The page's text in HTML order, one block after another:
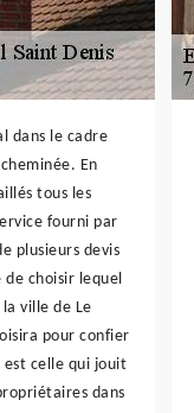
dans le cadre
En
tous les
fourni par
plusieurs devis
choisir lequel
ville de Le
pour confier
est celle qui jouit
dans